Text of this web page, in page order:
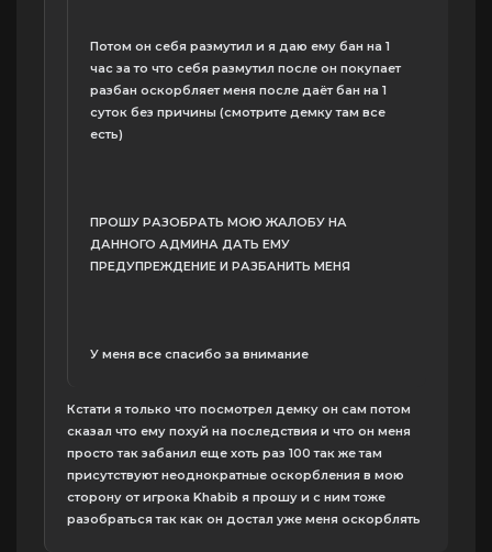
Потом он себя размутил и я даю ему бан на 1
час за то что себя размутил после он покупает
разбан оскорбляет меня после даёт бан на 1
суток без причины (смотрите демку там все
есть)
ПРОШУ РАЗОБРАТЬ МОЮ ЖАЛОБУ НА
ДАННОГО АДМИНА ДАТЬ ЕМУ
ПРЕДУПРЕЖДЕНИЕ И РАЗБАНИТЬ МЕНЯ
У меня все спасибо за внимание
Кстати я только что посмотрел демку он сам потом
сказал что ему похуй на последствия и что он меня
просто так забанил еще хоть раз 100 так же там
присутствуют неоднократные оскорбления в мою
сторону от игрока Khabib я прошу и с ним тоже
разобраться так как он достал уже меня оскорблять